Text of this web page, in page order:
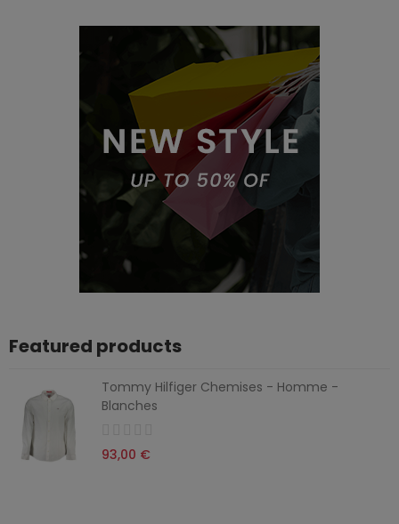
Featured products
Tommy Hilfiger Chemises - Homme -
Blanches
93,00 €